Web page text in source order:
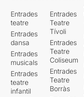
Entrades
teatre
Entrades
dansa
Entrades
musicals
Entrades
teatre
infantil
Entrades
Teatre
Tívoli
Entrades
Teatre
Coliseum
Entrades
Teatre
Borràs